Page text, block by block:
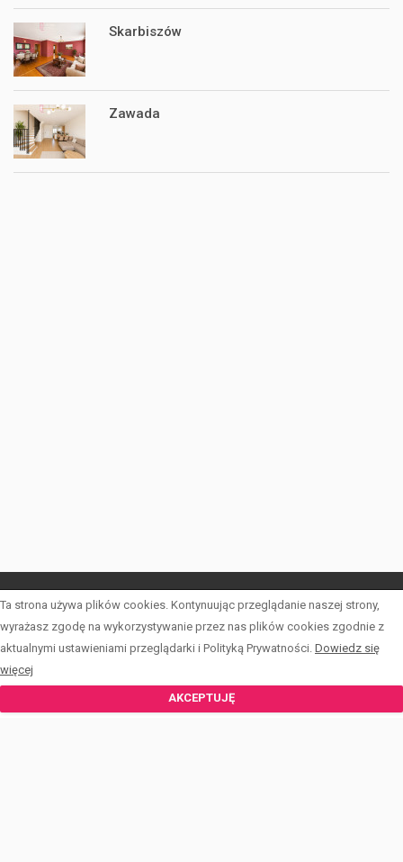
Skarbiszów
Zawada
LISTA OFERT
INWESTYCJE
Ta strona używa plików cookies. Kontynuując przeglądanie naszej strony,
wyrażasz zgodę na wykorzystywanie przez nas plików cookies zgodnie z
aktualnymi ustawieniami przeglądarki i Polityką Prywatności. Dowiedz się
więcej
AKCEPTUJĘ